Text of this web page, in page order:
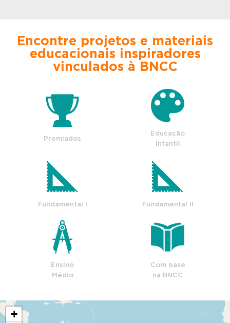
Encontre projetos e materiais
educacionais inspiradores
vinculados à BNCC
Premiados
Educação
Infantil
Fundamental I Fundamental II
Ensino
Médio
Com base
na BNCC
+